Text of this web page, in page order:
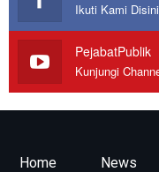
Ikuti Kami Disini
PejabatPublik
Home News